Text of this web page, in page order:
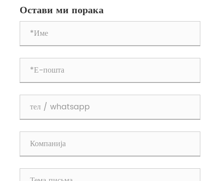
шупливи блокови
Остави ми порака